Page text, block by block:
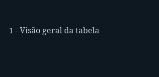
1 - Visão geral da tabela